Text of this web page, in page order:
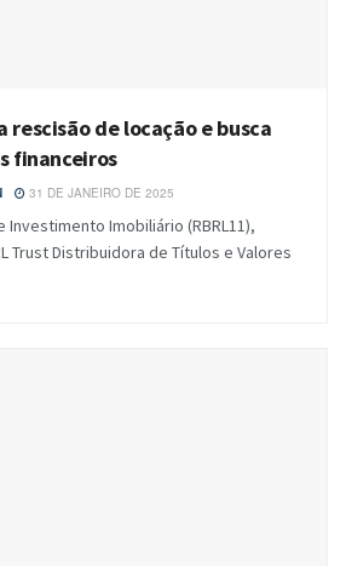
rescisão de locação e busca
financeiros
31 DE JANEIRO DE 2025
Investimento Imobiliário (RBRL11),
Trust Distribuidora de Títulos e Valores